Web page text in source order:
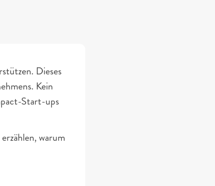
Dieses
Kein
Start-ups
warum